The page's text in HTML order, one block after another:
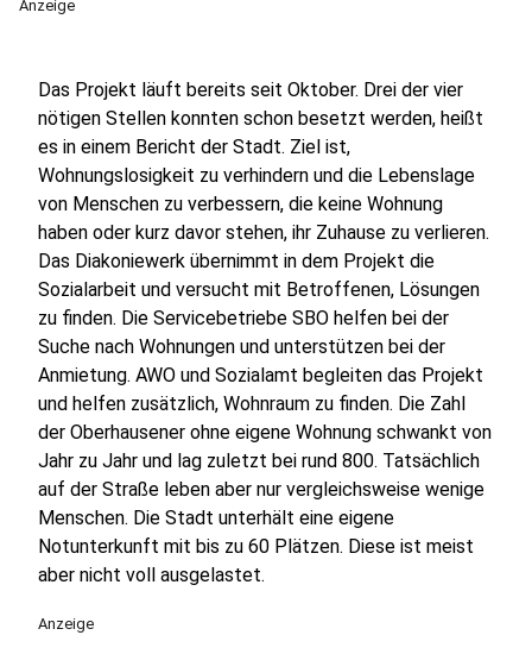
Anzeige
Das Projekt läuft bereits seit Oktober. Drei der vier
nötigen Stellen konnten schon besetzt werden, heißt
es in einem Bericht der Stadt. Ziel ist,
Wohnungslosigkeit zu verhindern und die Lebenslage
von Menschen zu verbessern, die keine Wohnung
haben oder kurz davor stehen, ihr Zuhause zu verlieren.
Das Diakoniewerk übernimmt in dem Projekt die
Sozialarbeit und versucht mit Betroffenen, Lösungen
zu finden. Die Servicebetriebe SBO helfen bei der
Suche nach Wohnungen und unterstützen bei der
Anmietung. AWO und Sozialamt begleiten das Projekt
und helfen zusätzlich, Wohnraum zu finden. Die Zahl
der Oberhausener ohne eigene Wohnung schwankt von
Jahr zu Jahr und lag zuletzt bei rund 800. Tatsächlich
auf der Straße leben aber nur vergleichsweise wenige
Menschen. Die Stadt unterhält eine eigene
Notunterkunft mit bis zu 60 Plätzen. Diese ist meist
aber nicht voll ausgelastet.
Anzeige